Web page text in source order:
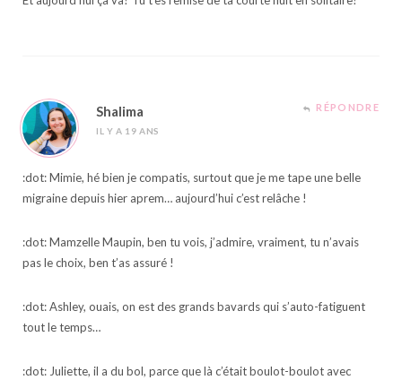
Shalima
IL Y A 19 ANS
RÉPONDRE
:dot: Mimie, hé bien je compatis, surtout que je me tape une belle
migraine depuis hier aprem… aujourd’hui c’est relâche !
:dot: Mamzelle Maupin, ben tu vois, j’admire, vraiment, tu n’avais
pas le choix, ben t’as assuré !
:dot: Ashley, ouais, on est des grands bavards qui s’auto-fatiguent
tout le temps…
:dot: Juliette, il a du bol, parce que là c’était boulot-boulot avec